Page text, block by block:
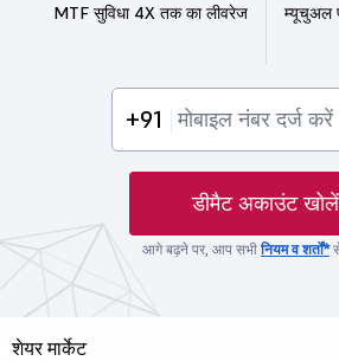
MTF सुविधा 4X तक का लीवरेज
म्यूचुअल
+91
डीमैट अकाउंट खोलें
आगे बढ़ने पर, आप सभीनियम व शर्तों*
शेयर मार्केट